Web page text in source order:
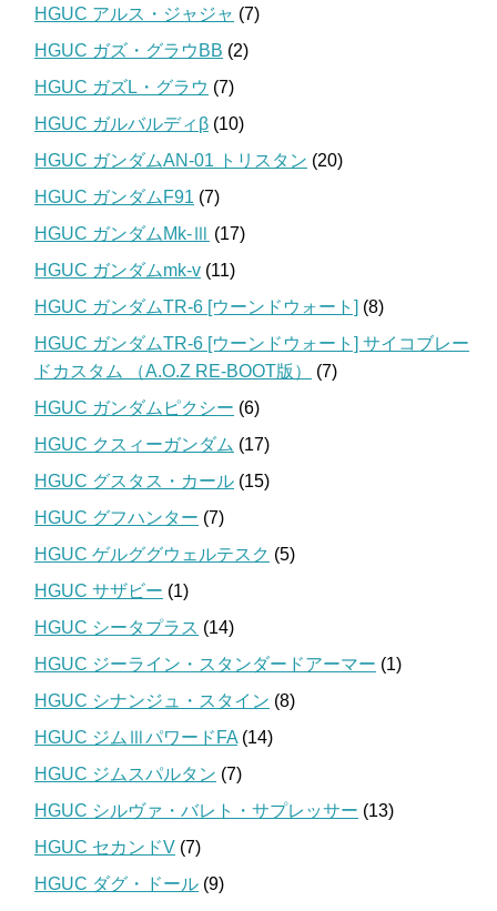
HGUC アルス・ジャジャ (7)
HGUC ガズ・グラウBB (2)
HGUC ガズL・グラウ (7)
HGUC ガルバルディβ (10)
HGUC ガンダムAN-01 トリスタン (20)
HGUC ガンダムF91 (7)
HGUC ガンダムMk-Ⅲ (17)
HGUC ガンダムmk-v (11)
HGUC ガンダムTR-6 [ウーンドウォート] (8)
HGUC ガンダムTR-6 [ウーンドウォート] サイコブレー
ドカスタム （A.O.Z RE-BOOT版）
(7)
HGUC ガンダムピクシー (6)
HGUC クスィーガンダム (17)
HGUC グスタス・カール (15)
HGUC グフハンター (7)
HGUC ゲルググウェルテスク (5)
HGUC サザビー (1)
HGUC シータプラス (14)
HGUC ジーライン・スタンダードアーマー (1)
HGUC シナンジュ・スタイン (8)
HGUC ジムⅢパワードFA (14)
HGUC ジムスパルタン (7)
HGUC シルヴァ・バレト・サプレッサー (13)
HGUC セカンドV (7)
HGUC ダグ・ドール (9)